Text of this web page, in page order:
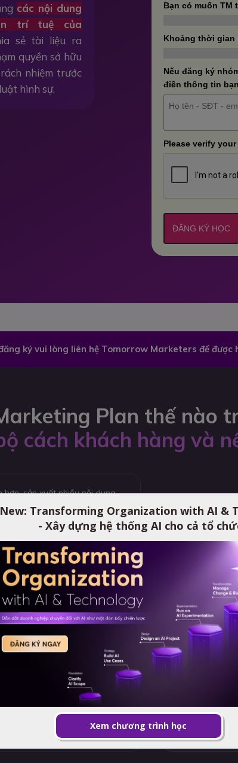
Bạn có muốn TM
Khoảng thời gian
Nếu đăng ký
điền thông tin
Please verify
ĐĂNG KÝ HỌC
các nội dung
trí tuệ của
sẻ tài liệu ra
quyền sở hữu
nhiệm trước
hình sự.
ký vui lòng liên hệ Tomorrow Marketers để được
“ Khóa
hiểu
vận
đầu từ
kế vai
Từ đó,
lập
Plan thế nào
cách khách hàng và
sản xuất nhiều nội dung
dữ liệu chỉ trong vài phút.
nghĩa với việc doanh
quả.
câu hỏi quan trọng:
bằng Digital Marketing?
mua hàng?
các kênh?
traffic, landing page
nào vẫn cần marketer ra
giá kết quả của AI. Bạn
chưa chắc đó là một kế
New: Transforming Organization with AI &
- Xây dựng hệ thống AI cho cả tổ
Xem chương trình học